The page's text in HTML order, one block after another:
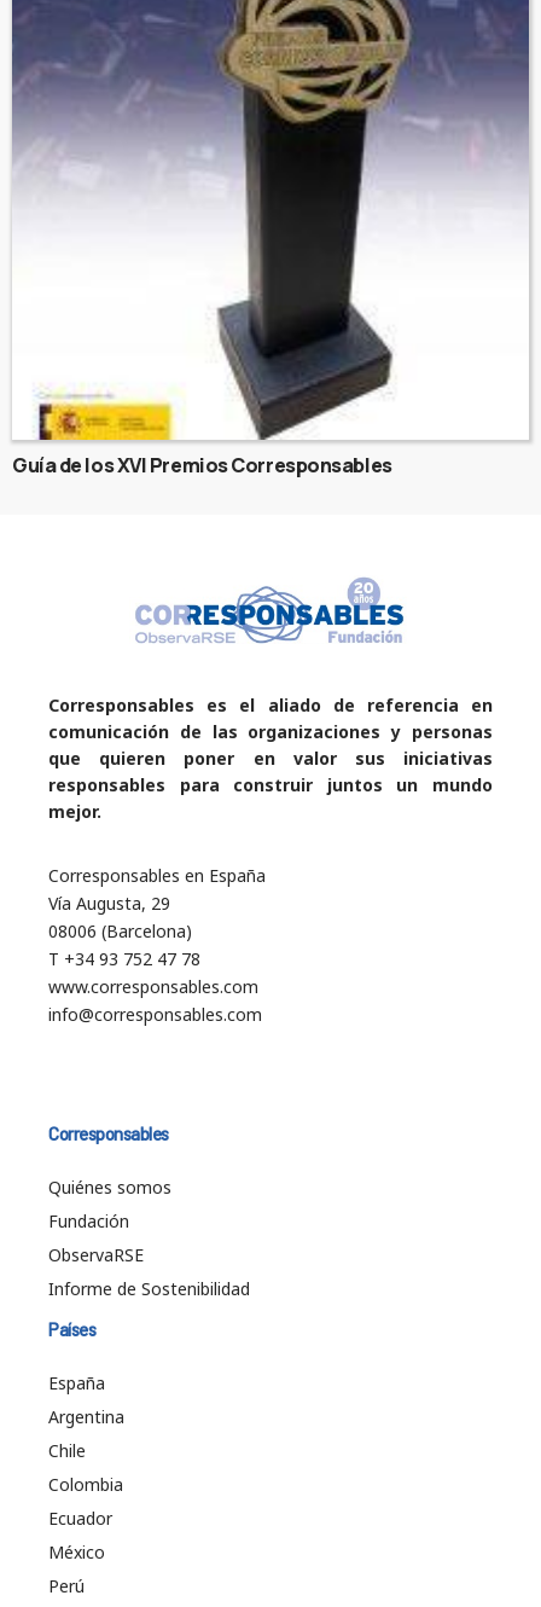
Guía de los XVI Premios Corresponsables
Corresponsables es el aliado de referencia en
comunicación de las organizaciones y personas
que quieren poner en valor sus iniciativas
responsables para construir juntos un mundo
mejor.
Corresponsables en España
Vía Augusta, 29
08006 (Barcelona)
T +34 93 752 47 78
www.corresponsables.com
info@corresponsables.com
Corresponsables
Quiénes somos
Fundación
ObservaRSE
Informe de Sostenibilidad
Países
España
Argentina
Chile
Colombia
Ecuador
México
Perú